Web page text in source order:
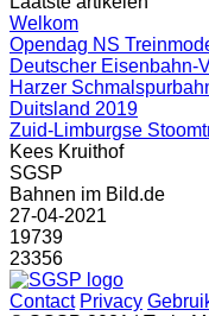
Welkom
Opendag NS
Deutscher Eisenbahn-
Harzer
Duitsland 2019
Zuid-Limburgse
Kees Kruithof
SGSP
Bahnen im Bild.de
27-04-2021
19739
23356
Contact Privacy